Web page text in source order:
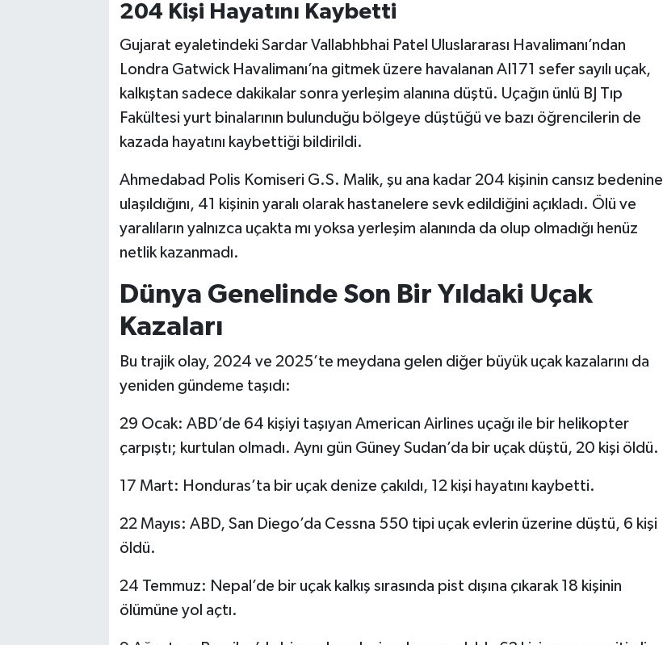
204 Kişi Hayatını Kaybetti
Gujarat eyaletindeki Sardar Vallabhbhai Patel Uluslararası Havalimanı’ndan
Londra Gatwick Havalimanı’na gitmek üzere havalanan AI171 sefer sayılı uçak,
kalkıştan sadece dakikalar sonra yerleşim alanına düştü. Uçağın ünlü BJ Tıp
Fakültesi yurt binalarının bulunduğu bölgeye düştüğü ve bazı öğrencilerin de
kazada hayatını kaybettiği bildirildi.
Ahmedabad Polis Komiseri G.S. Malik, şu ana kadar 204 kişinin cansız bedenine
ulaşıldığını, 41 kişinin yaralı olarak hastanelere sevk edildiğini açıkladı. Ölü ve
yaralıların yalnızca uçakta mı yoksa yerleşim alanında da olup olmadığı henüz
netlik kazanmadı.
Dünya Genelinde Son Bir Yıldaki Uçak
Kazaları
Bu trajik olay, 2024 ve 2025’te meydana gelen diğer büyük uçak kazalarını da
yeniden gündeme taşıdı:
29 Ocak: ABD’de 64 kişiyi taşıyan American Airlines uçağı ile bir helikopter
çarpıştı; kurtulan olmadı. Aynı gün Güney Sudan’da bir uçak düştü, 20 kişi öldü.
17 Mart: Honduras’ta bir uçak denize çakıldı, 12 kişi hayatını kaybetti.
22 Mayıs: ABD, San Diego’da Cessna 550 tipi uçak evlerin üzerine düştü, 6 kişi
öldü.
24 Temmuz: Nepal’de bir uçak kalkış sırasında pist dışına çıkarak 18 kişinin
ölümüne yol açtı.